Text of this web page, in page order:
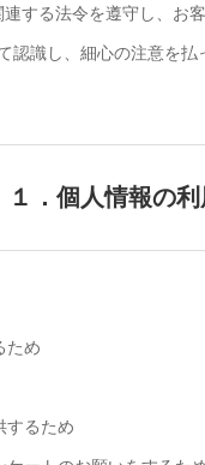
する法令を遵守し、お
認識し、細心の注意を払
１．個人情報の
ため
するため